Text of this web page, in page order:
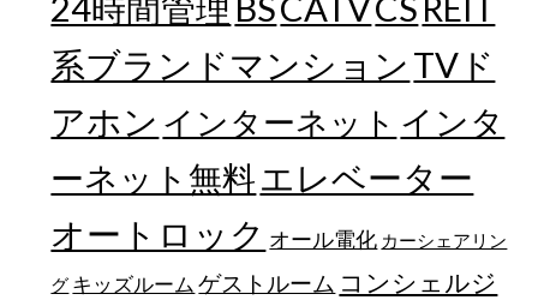
REIT
系ブランドマンション TVド
アホン インターネット インタ
ーネット無料エレベーター
オートロック オール電化 カーシェアリン
グ キッズルーム ゲストルーム コンシェルジ